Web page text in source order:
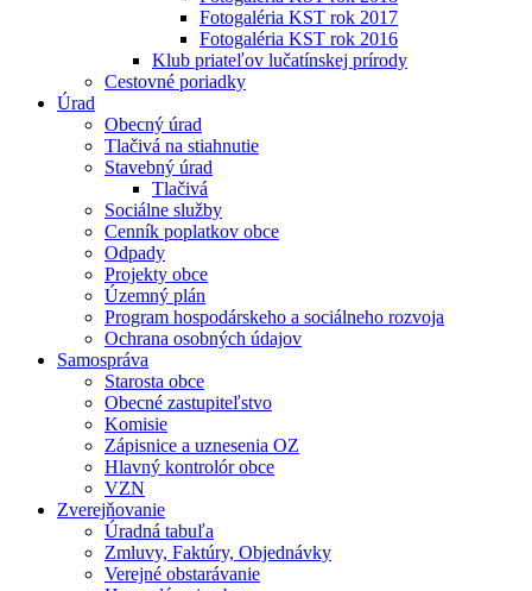
Fotogaléria KST rok 2017
Fotogaléria KST rok 2016
Klub priateľov lučatínskej prírody
Cestovné poriadky
Úrad
Obecný úrad
Tlačivá na stiahnutie
Stavebný úrad
Tlačivá
Sociálne služby
Cenník poplatkov obce
Odpady
Projekty obce
Územný plán
Program hospodárskeho a sociálneho rozvoja
Ochrana osobných údajov
Samospráva
Starosta obce
Obecné zastupiteľstvo
Komisie
Zápisnice a uznesenia OZ
Hlavný kontrolór obce
VZN
Zverejňovanie
Úradná tabuľa
Zmluvy, Faktúry, Objednávky
Verejné obstarávanie